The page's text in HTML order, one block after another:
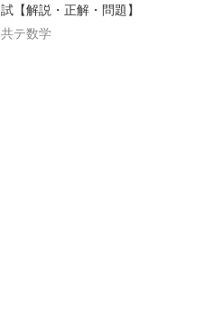
試【解説・正解・問題】
共テ数学